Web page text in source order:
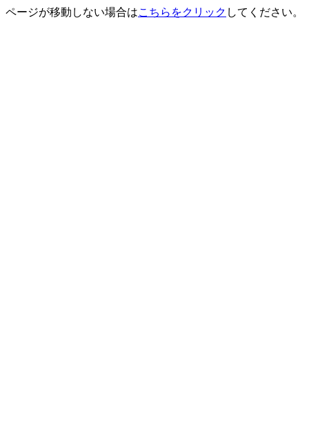
ページが移動しない場合はこちらをクリック してください。